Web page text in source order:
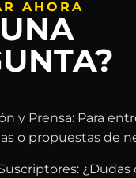
AHORA
y Prensa: Para
o propuestas de
¿Dudas